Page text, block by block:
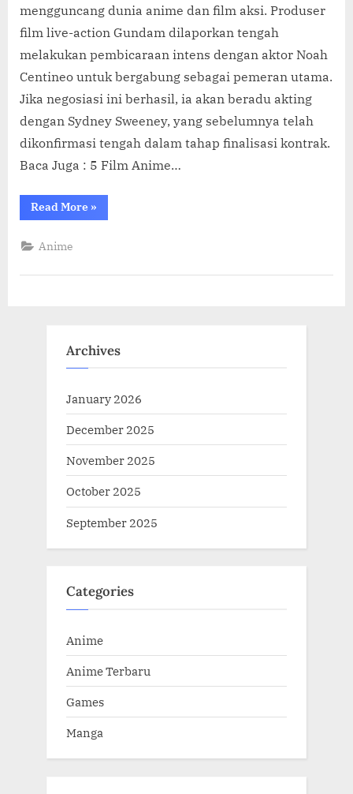
mengguncang dunia anime dan film aksi. Produser
film live-action Gundam dilaporkan tengah
melakukan pembicaraan intens dengan aktor Noah
Centineo untuk bergabung sebagai pemeran utama.
Jika negosiasi ini berhasil, ia akan beradu akting
dengan Sydney Sweeney, yang sebelumnya telah
dikonfirmasi tengah dalam tahap finalisasi kontrak.
Baca Juga : 5 Film Anime…
Read More“Produser
‘GUNDAM’
Noah
Sweeney”
»
Anime
Archives
January 2026
December 2025
November 2025
October 2025
September 2025
Categories
Anime
Anime Terbaru
Games
Manga